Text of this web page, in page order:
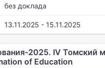
без доклада
13.11.2025 - 15.11.2025
2025. IV
of Education